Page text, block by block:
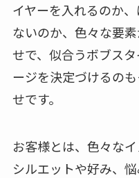
イヤーを入れるのか
ないのか、色々な要
せで、似合うボブス
ージを決定づけるの
せです。
お客様とは、色々な
シルエットや好み、